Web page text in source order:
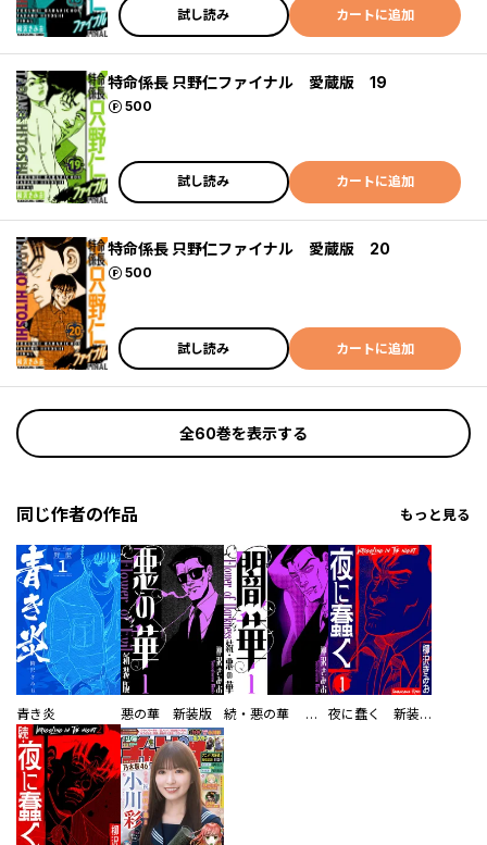
試し読み カートに追加
特命係長 只野仁ファイナル 愛蔵版 19
500
ポイント
試し読み カートに追加
特命係長 只野仁ファイナル 愛蔵版 20
500
ポイント
試し読み カートに追加
全60巻を表示する
同じ作者の作品 もっと見る
青き炎 悪の華 新装版 続・悪の華 闇華 新装版 夜に蠢く 新装版